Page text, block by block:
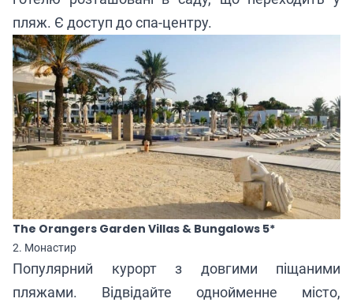
пляж. Є доступ до спа-центру.
The Orangers Garden Villas & Bungalows 5*
2. Монастир
Популярний курорт з довгими піщаними
пляжами. Відвідайте однойменне місто,